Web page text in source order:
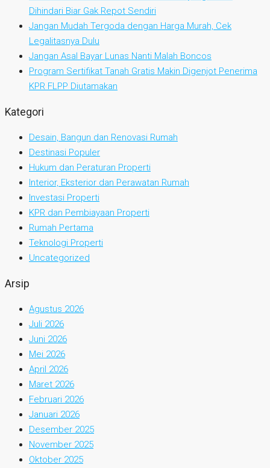
Dihindari Biar Gak Repot Sendiri
Jangan Mudah Tergoda dengan Harga Murah, Cek
Legalitasnya Dulu
Jangan Asal Bayar Lunas Nanti Malah Boncos
Program Sertifikat Tanah Gratis Makin Digenjot Penerima
KPR FLPP Diutamakan
Kategori
Desain, Bangun dan Renovasi Rumah
Destinasi Populer
Hukum dan Peraturan Properti
Interior, Eksterior dan Perawatan Rumah
Investasi Properti
KPR dan Pembiayaan Properti
Rumah Pertama
Teknologi Properti
Uncategorized
Arsip
Agustus 2026
Juli 2026
Juni 2026
Mei 2026
April 2026
Maret 2026
Februari 2026
Januari 2026
Desember 2025
November 2025
Oktober 2025